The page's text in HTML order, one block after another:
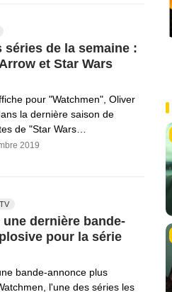
séries de la semaine :
et Star Wars
pour "Watchmen", Oliver
la dernière saison de
de "Star Wars…
2019
une dernière bande-
pour la série
bande-annonce plus
l'une des séries les